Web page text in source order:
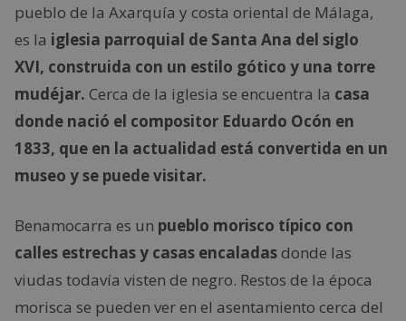
pueblo de la Axarquía y costa oriental de Málaga,
es la iglesia parroquial de Santa Ana del siglo
XVI, construida con un estilo gótico y una torre
mudéjar. Cerca de la iglesia se encuentra la casa
donde nació el compositor Eduardo Ocón en
1833, que en la actualidad está convertida en un
museo y se puede visitar.
Benamocarra es un pueblo morisco típico con
calles estrechas y casas encaladasdonde las
viudas todavía visten de negro. Restos de la época
morisca se pueden ver en el asentamiento cerca del